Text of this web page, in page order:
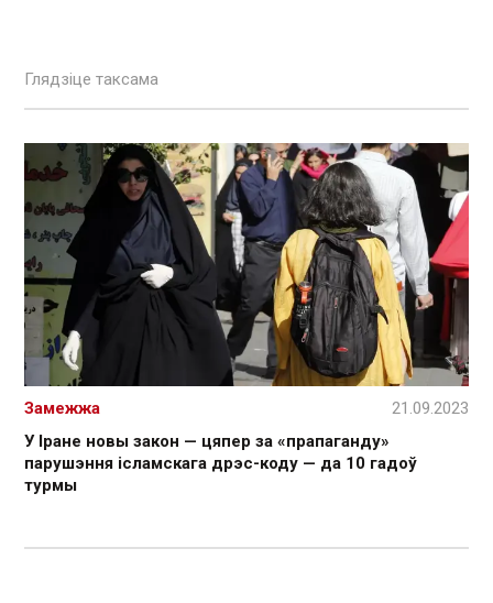
Глядзіце таксама
У Іране новы закон — цяпер за «прапаганду»
парушэння ісламскага дрэс-коду — да 10 гадоў
турмы
Замежжа 21.09.2023